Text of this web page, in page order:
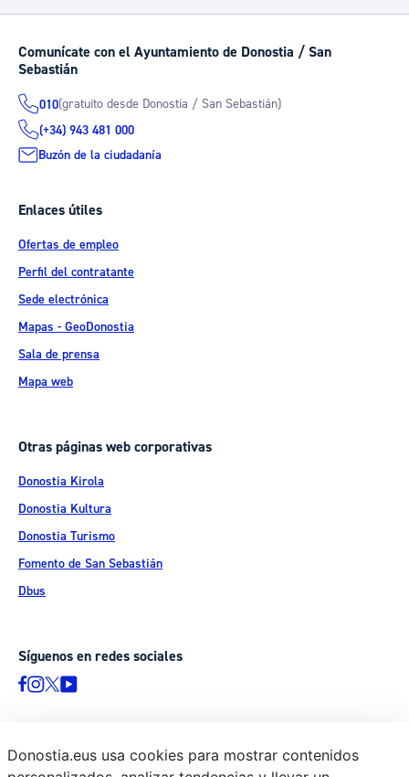
Comunícate con el Ayuntamiento de Donostia / San
Sebastián
010(gratuito desde Donostia / San Sebastián)
(+34) 943 481 000
Buzón de la ciudadanía
Enlaces útiles
Ofertas de empleo
Perfil del contratante
Sede electrónica
Mapas - GeoDonostia
Sala de prensa
Mapa web
Otras páginas web corporativas
Donostia Kirola
Donostia Kultura
Donostia Turismo
Fomento de San Sebastián
Dbus
Síguenos en redes sociales
© Donostiako Udala - Ayuntamiento de Donostia / San Sebastián
Donostia.eus usa cookies para mostrar contenidos